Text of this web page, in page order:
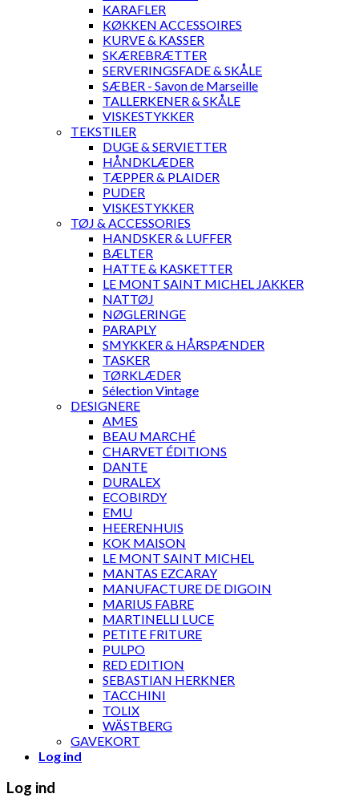
KARAFLER
KØKKEN ACCESSOIRES
KURVE & KASSER
SKÆREBRÆTTER
SERVERINGSFADE & SKÅLE
SÆBER - Savon de Marseille
TALLERKENER & SKÅLE
VISKESTYKKER
TEKSTILER
DUGE & SERVIETTER
HÅNDKLÆDER
TÆPPER & PLAIDER
PUDER
VISKESTYKKER
TØJ & ACCESSORIES
HANDSKER & LUFFER
BÆLTER
HATTE & KASKETTER
LE MONT SAINT MICHEL JAKKER
NATTØJ
NØGLERINGE
PARAPLY
SMYKKER & HÅRSPÆNDER
TASKER
TØRKLÆDER
Sélection Vintage
DESIGNERE
AMES
BEAU MARCHÉ
CHARVET ÉDITIONS
DANTE
DURALEX
ECOBIRDY
EMU
HEERENHUIS
KOK MAISON
LE MONT SAINT MICHEL
MANTAS EZCARAY
MANUFACTURE DE DIGOIN
MARIUS FABRE
MARTINELLI LUCE
PETITE FRITURE
PULPO
RED EDITION
SEBASTIAN HERKNER
TACCHINI
TOLIX
WÄSTBERG
GAVEKORT
Log ind
Log ind